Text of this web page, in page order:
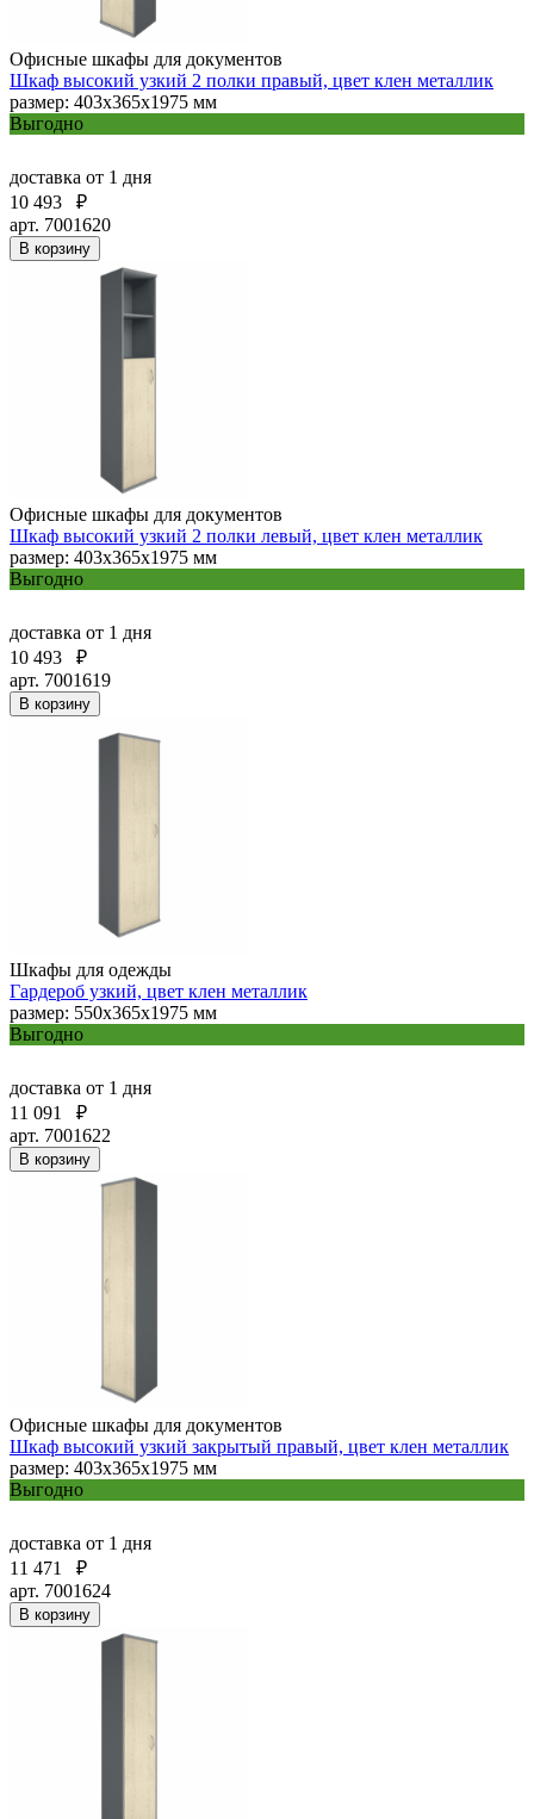
Офисные шкафы для документов
Шкаф высокий узкий 2 полки правый, цвет клен металлик
размер: 403х365х1975 мм
Выгодно
доставка от 1 дня
10 493
₽
арт. 7001620
В корзину
Офисные шкафы для документов
Шкаф высокий узкий 2 полки левый, цвет клен металлик
размер: 403х365х1975 мм
Выгодно
доставка от 1 дня
10 493
₽
арт. 7001619
В корзину
Шкафы для одежды
Гардероб узкий, цвет клен металлик
размер: 550х365х1975 мм
Выгодно
доставка от 1 дня
11 091
₽
арт. 7001622
В корзину
Офисные шкафы для документов
Шкаф высокий узкий закрытый правый, цвет клен металлик
размер: 403х365х1975 мм
Выгодно
доставка от 1 дня
11 471
₽
арт. 7001624
В корзину